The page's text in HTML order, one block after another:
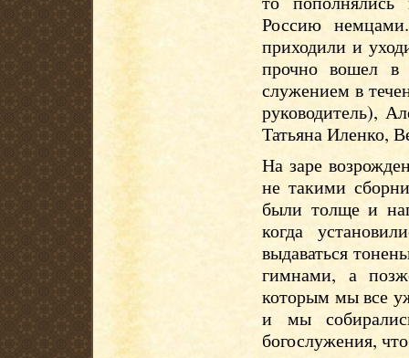
Россию
приходили и
прочно вошел в
служением в
руководитель),
Татьяна Иленко,
На заре
не такими
были толще и
когда
выдаваться
гимнами, а
которым мы все
и мы
богослужения,